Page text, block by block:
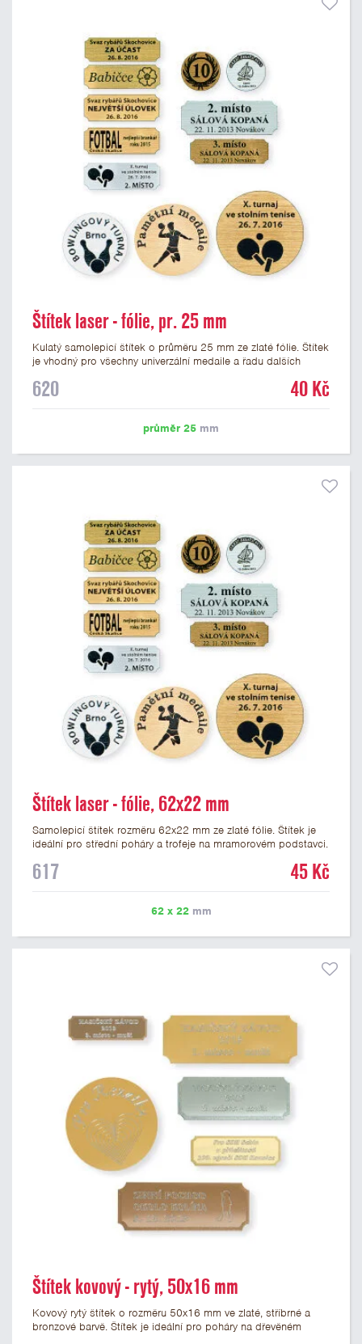
Štítek laser - fólie, pr. 25 mm
Kulatý samolepicí štítek o průměru 25 mm ze zlaté fólie. Štítek
je vhodný pro všechny univerzální medaile a řadu dalších
štítek je možné laserem vypálit logo nebo text dle vašeho
620 40 Kč
průměr 25 mm
Štítek laser - fólie, 62x22 mm
Samolepicí štítek rozměru 62x22 mm ze zlaté fólie. Štítek je
ideální pro střední poháry a trofeje na mramorovém podstavci.
textu doporučujeme maximálně 3 řádky, aby byla zachována
prvním kroku objednávky.
617 45 Kč
62 x 22mm
Štítek kovový - rytý, 50x16 mm
Kovový rytý štítek o rozměru 50x16 mm ve zlaté, stříbrné a
bronzové barvě. Štítek je ideální pro poháry na dřevěném